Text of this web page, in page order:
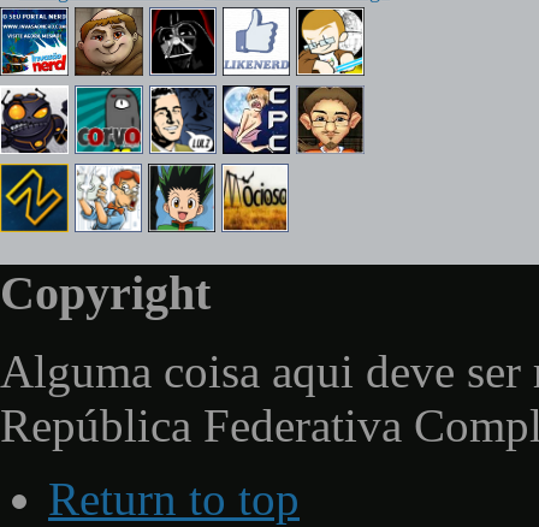
Copyright
Alguma coisa aqui deve ser
República Federativa
Return to top